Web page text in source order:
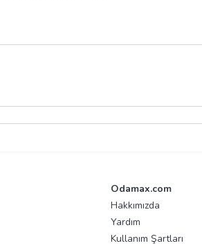
Odamax.com
Hakkımızda
Yardım
Kullanım Şartları